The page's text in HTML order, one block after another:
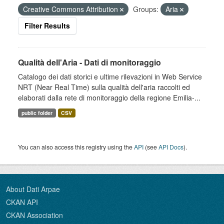
Creative Commons Attribution
Groups:
Aria
Filter Results
Qualità dell'Aria - Dati di monitoraggio
Catalogo dei dati storici e ultime rilevazioni in Web Service
NRT (Near Real Time) sulla qualità dell'aria raccolti ed
elaborati dalla rete di monitoraggio della regione Emilia-...
public folder CSV
You can also access this registry using theAPI (seeAPI Docs).
About Dati Arpae
CKAN API
CKAN Association